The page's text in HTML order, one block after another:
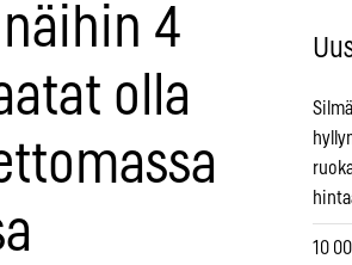
näihin 4
olla
10